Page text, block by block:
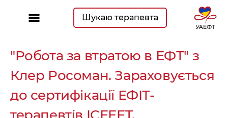
Шукаю терапевта
"Робота за втратою в ЕФТ" з
Клер Росоман. Зараховується
до сертифікації ЕФІТ-